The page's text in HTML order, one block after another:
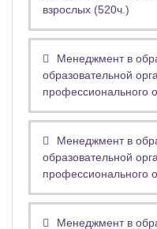
взрослых (520ч.)
Менеджмент в
образовательной
профессионального
Менеджмент в
образовательной
профессионального
Менеджмент в